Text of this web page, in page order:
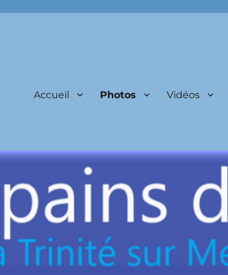
Accueil Photos Vidéos